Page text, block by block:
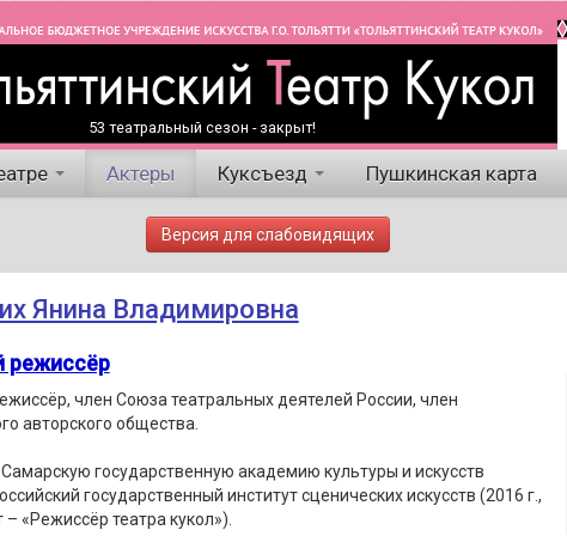
53 театральный сезон - закрыт!
Актеры Куксъезд Пушкинская карта
Версия для слабовидящих
Янина Владимировна
режиссёр
член Союза театральных деятелей России, член
авторского общества.
государственную академию культуры и искусств
государственный институт сценических искусств (2016 г.,
– «Режиссёр театра кукол»).